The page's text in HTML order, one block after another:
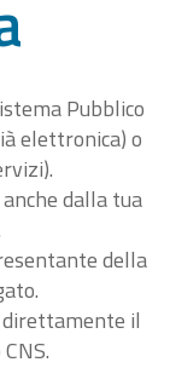
Pubblico
elettronica) o
dalla tua
della
il